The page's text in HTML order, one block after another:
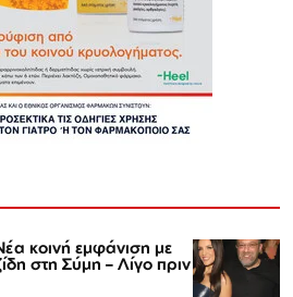
κοινή εμφάνιση με
στη Σύμη – Λίγο πριν